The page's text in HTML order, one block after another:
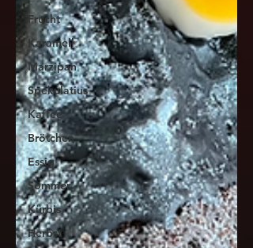
Frucht
Karamell
Marzipan
Spekulatius
Kaffee
Brötchen
Essig
Sommer
Kürbis
Herbst